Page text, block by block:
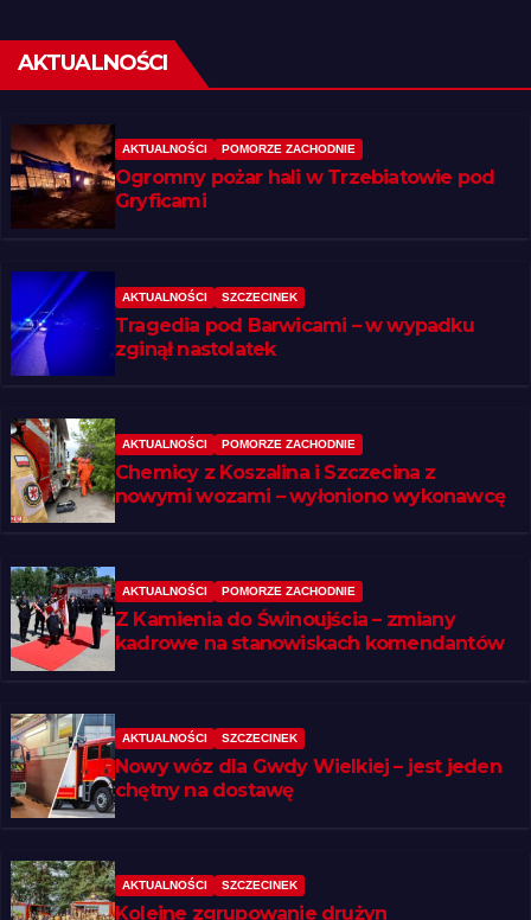
AKTUALNOŚCI
AKTUALNOŚCI POMORZE ZACHODNIE
Ogromny pożar hali w Trzebiatowie pod
Gryficami
AKTUALNOŚCI SZCZECINEK
Tragedia pod Barwicami – w wypadku
zginął nastolatek
AKTUALNOŚCI POMORZE ZACHODNIE
Chemicy z Koszalina i Szczecina z
nowymi wozami – wyłoniono wykonawcę
AKTUALNOŚCI POMORZE ZACHODNIE
Z Kamienia do Świnoujścia – zmiany
kadrowe na stanowiskach komendantów
AKTUALNOŚCI SZCZECINEK
Nowy wóz dla Gwdy Wielkiej – jest jeden
chętny na dostawę
AKTUALNOŚCI SZCZECINEK
Kolejne zgrupowanie drużyn